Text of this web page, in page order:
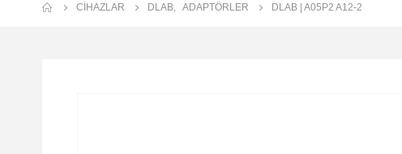
CIHAZLAR DLAB ADAPTÖRLER DLAB | A05P2 A12-2